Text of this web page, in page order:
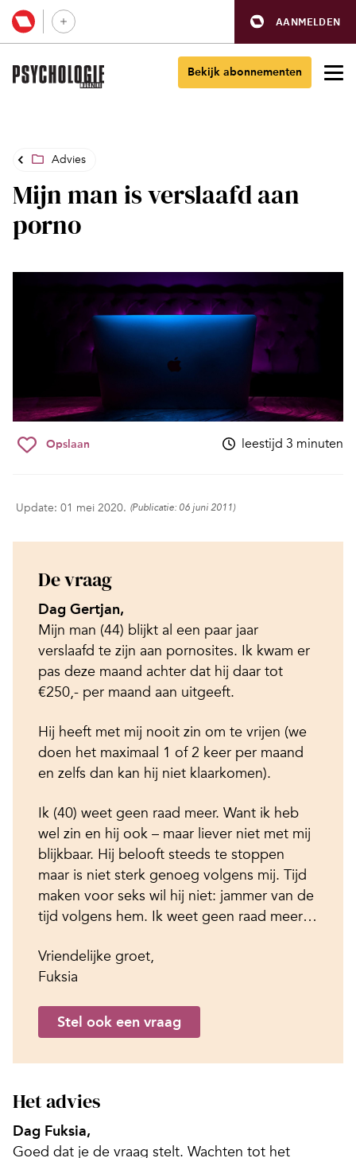
AANMELDEN
Bekijk abonnementen
Advies
Mijn man is verslaafd aan
porno
Opslaan leestijd 3 minuten
Update: 01 mei 2020. (Publicatie: 06 juni 2011)
De vraag
Dag Gertjan,
Mijn man (44) blijkt al een paar jaar
verslaafd te zijn aan pornosites. Ik kwam er
pas deze maand achter dat hij daar tot
€250,- per maand aan uitgeeft.
Hij heeft met mij nooit zin om te vrijen (we
doen het maximaal 1 of 2 keer per maand
en zelfs dan kan hij niet klaarkomen).
Ik (40) weet geen raad meer. Want ik heb
wel zin en hij ook – maar liever niet met mij
blijkbaar. Hij belooft steeds te stoppen
maar is niet sterk genoeg volgens mij. Tijd
maken voor seks wil hij niet: jammer van de
tijd volgens hem. Ik weet geen raad meer…
Vriendelijke groet,
Fuksia
Stel ook een vraag
Het advies
Dag Fuksia,
Goed dat je de vraag stelt. Wachten tot het